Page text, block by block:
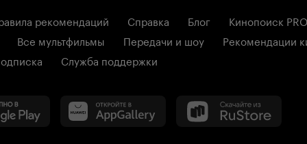
рекомендаций Справка Блог
Кинопоиск PRO
Все мультфильмы Передачи и шоу
Рекомендации
Служба поддержки